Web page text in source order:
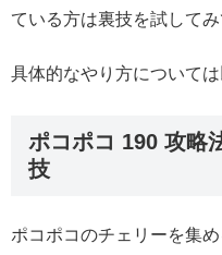
ている方は裏技を試して
具体的なやり方について
ポコポコ 190 攻略
技
ポコポコのチェリーを集め